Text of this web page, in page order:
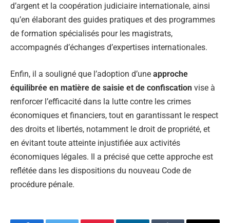
d’argent et la coopération judiciaire internationale, ainsi
qu’en élaborant des guides pratiques et des programmes
de formation spécialisés pour les magistrats,
accompagnés d’échanges d’expertises internationales.
Enfin, il a souligné que l’adoption d’une approche
équilibrée en matière de saisie et de confiscation vise à
renforcer l’efficacité dans la lutte contre les crimes
économiques et financiers, tout en garantissant le respect
des droits et libertés, notamment le droit de propriété, et
en évitant toute atteinte injustifiée aux activités
économiques légales. Il a précisé que cette approche est
reflétée dans les dispositions du nouveau Code de
procédure pénale.